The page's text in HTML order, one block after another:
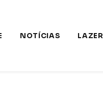
NOTÍCIAS LAZER